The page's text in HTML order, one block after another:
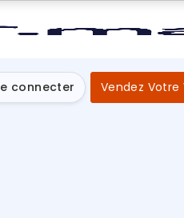
connecter Vendez Votre